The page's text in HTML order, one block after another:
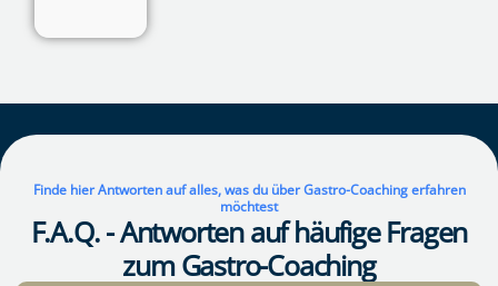
Finde hier Antworten auf alles, was du über Gastro-Coaching erfahren
möchtest
F.A.Q. - Antworten auf häufige Fragen
zum Gastro-Coaching